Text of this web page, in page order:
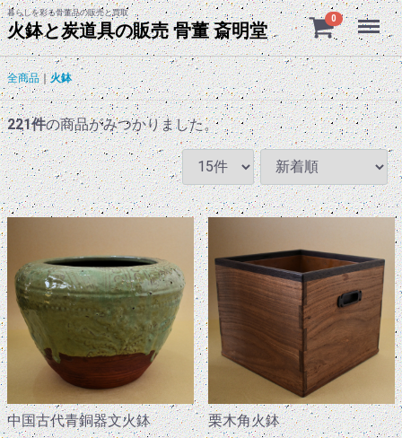
暮らしを彩る骨董品の販売と買取
火鉢と炭道具の販売 骨董 斎明堂
0 Menu
全商品 火鉢
221件の商品がみつかりました。
中国古代青銅器文火鉢
栗木角火鉢